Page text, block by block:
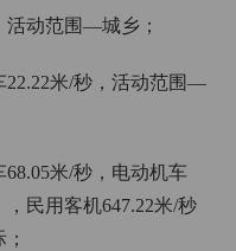
活动范围—城乡；
米/秒，活动范围—
米/秒，电动机车
民用客机647.22米/秒